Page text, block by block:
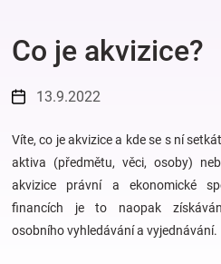
oblečení
Pokojíček
a
kojenecká
výbava
Co je akvizice?
13.9.2022
Víte, co je akvizice a kde se s ní
aktiva (předmětu, věci, osoby)
akvizice právní a ekonomické
financích je to naopak
osobního vyhledávání a vyjednávání.